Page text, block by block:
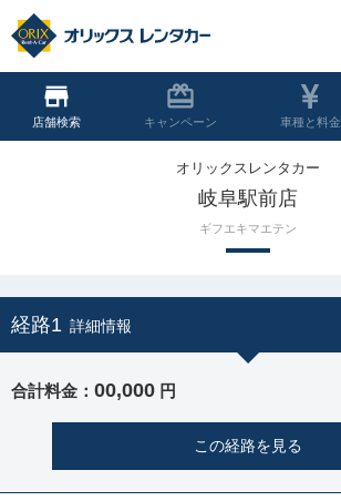
店舗 キャンペーン 車種と料金
オリックスレンタカー
岐阜駅前店
ギフエキマエテン
経路1 詳細情報
合計料金： 00,000 円
この経路を見る